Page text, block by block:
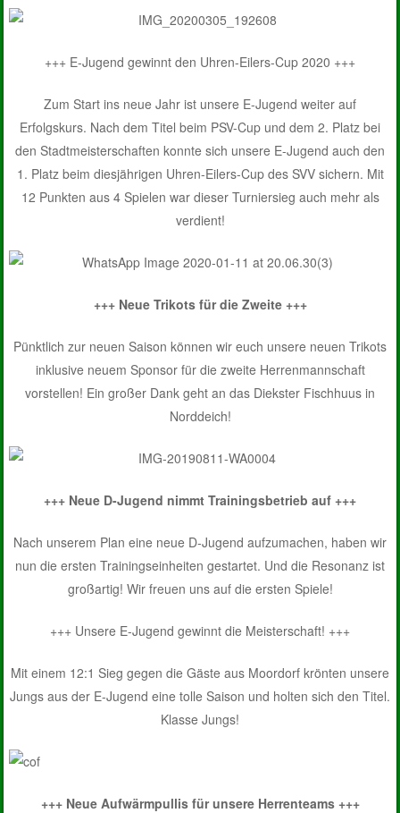
+++ E-Jugend gewinnt den Uhren-Eilers-Cup 2020 +++
Zum Start ins neue Jahr ist unsere E-Jugend weiter auf
Erfolgskurs. Nach dem Titel beim PSV-Cup und dem 2. Platz bei
den Stadtmeisterschaften konnte sich unsere E-Jugend auch den
1. Platz beim diesjährigen Uhren-Eilers-Cup des SVV sichern. Mit
12 Punkten aus 4 Spielen war dieser Turniersieg auch mehr als
verdient!
+++ Neue Trikots für die Zweite +++
Pünktlich zur neuen Saison können wir euch unsere neuen Trikots
inklusive neuem Sponsor für die zweite Herrenmannschaft
vorstellen! Ein großer Dank geht an das Diekster Fischhuus in
Norddeich!
+++ Neue D-Jugend nimmt Trainingsbetrieb auf +++
Nach unserem Plan eine neue D-Jugend aufzumachen, haben wir
nun die ersten Trainingseinheiten gestartet. Und die Resonanz ist
großartig! Wir freuen uns auf die ersten Spiele!
+++ Unsere E-Jugend gewinnt die Meisterschaft! +++
Mit einem 12:1 Sieg gegen die Gäste aus Moordorf krönten unsere
Jungs aus der E-Jugend eine tolle Saison und holten sich den Titel.
Klasse Jungs!
+++ Neue Aufwärmpullis für unsere Herrenteams +++